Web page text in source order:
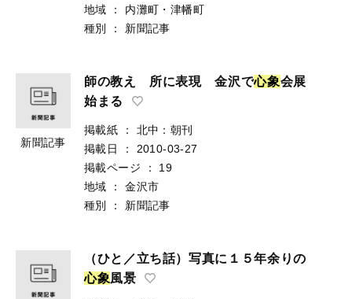
地域
：
内灘町・津幡町
種別
： 新聞記事
新聞記事
師の教え 所に表現 金沢で心象会展
始まる
掲載紙 ：
北中：朝刊
掲載日
：
2010-03-27
掲載ページ
：
19
地域
：
金沢市
種別
： 新聞記事
（ひと／立ち話）写真に１５年余りの
心象風景